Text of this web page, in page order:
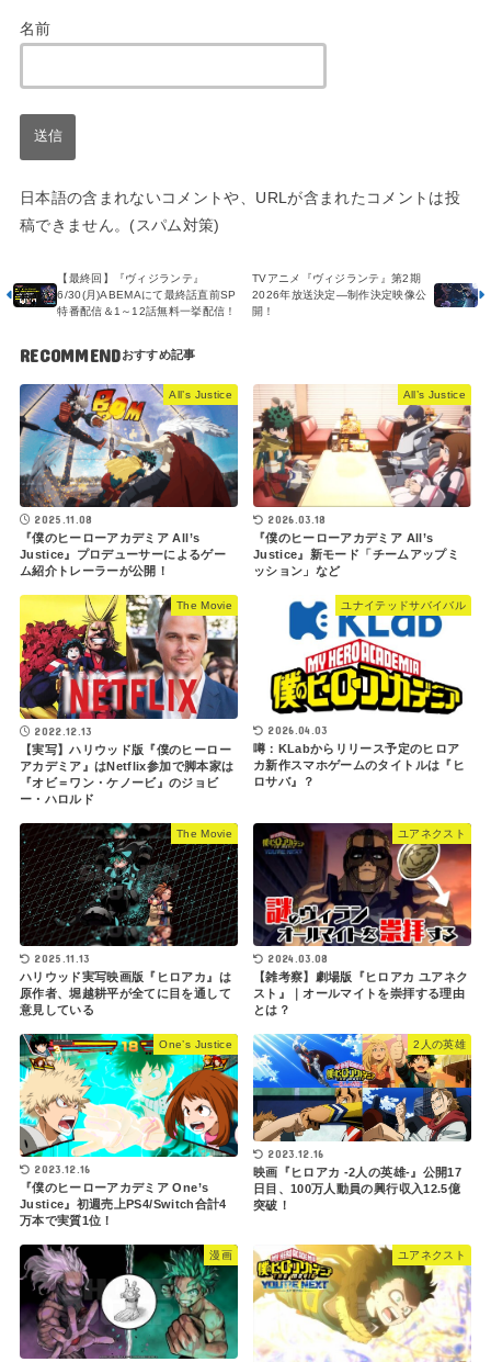
名前
日本語の含まれないコメントや、URLが含まれたコメントは投
稿できません。(スパム対策)
TVアニメ『ヴィジランテ』第2期
2026年放送決定―制作決定映像公
開！
【最終回】『ヴィジランテ』
6/30(月)ABEMAにて最終話直前SP
特番配信＆1～12話無料一挙配信！
RECOMMEND
All’s Justice
2025.11.08
『僕のヒーローアカデミア All’s
Justice』プロデューサーによるゲー
ム紹介トレーラーが公開！
All’s Justice
2026.03.18
『僕のヒーローアカデミア All’s
Justice』新モード「チームアップミ
ッション」など
The Movie
2022.12.13
【実写】ハリウッド版『僕のヒーロー
アカデミア』はNetflix参加で脚本家は
『オビ＝ワン・ケノービ』のジョビ
ー・ハロルド
ユナイテッドサバイバル
2026.04.03
噂：KLabからリリース予定のヒロア
カ新作スマホゲームのタイトルは『ヒ
ロサバ』？
The Movie
2025.11.13
ハリウッド実写映画版『ヒロアカ』は
原作者、堀越耕平が全てに目を通して
意見している
ユアネクスト
2024.03.08
【雑考察】劇場版『ヒロアカ ユアネク
スト』｜オールマイトを崇拝する理由
とは？
One’s Justice
2023.12.16
『僕のヒーローアカデミア One’s
Justice』初週売上PS4/Switch合計4
万本で実質1位！
2人の英雄
2023.12.16
映画『ヒロアカ -2人の英雄-』公開17
日目、100万人動員の興行収入12.5億
突破！
漫画 ユアネクスト